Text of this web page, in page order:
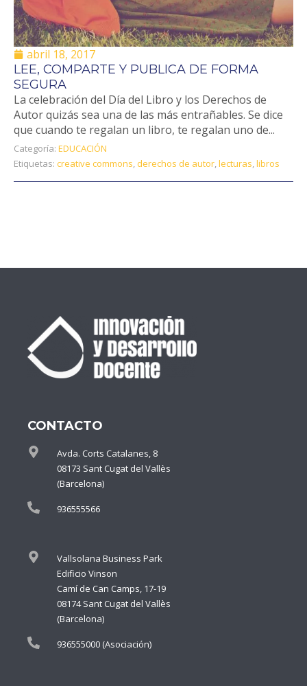
abril 18, 2017
LEE, COMPARTE Y PUBLICA DE FORMA
SEGURA
La celebración del Día del Libro y los Derechos de
Autor quizás sea una de las más entrañables. Se dice
que cuando te regalan un libro, te regalan uno de...
Categoría: EDUCACIÓN
Etiquetas: creative commons, derechos de autor,lecturas,libros
CONTACTO
Avda. Corts Catalanes, 8
08173 Sant Cugat del Vallès
(Barcelona)
936555566
Vallsolana Business Park
Edificio Vinson
Camí de Can Camps, 17-19
08174 Sant Cugat del Vallès
(Barcelona)
936555000 (Asociación)